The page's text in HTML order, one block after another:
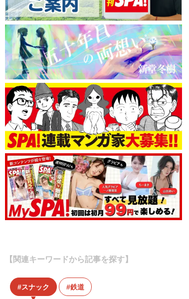
【関連キーワードから記事を探す】
スナック 鉄道